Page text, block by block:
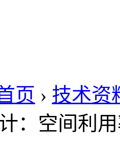
页 › 技术资
：空间利